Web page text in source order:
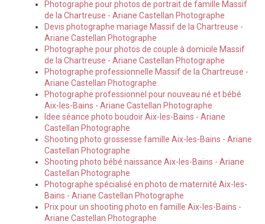
Photographe pour photos de portrait de famille Massif
de la Chartreuse - Ariane Castellan Photographe
Devis photographe mariage Massif de la Chartreuse -
Ariane Castellan Photographe
Photographe pour photos de couple à domicile Massif
de la Chartreuse - Ariane Castellan Photographe
Photographe professionnelle Massif de la Chartreuse -
Ariane Castellan Photographe
Photographe professionnel pour nouveau né et bébé
Aix-les-Bains - Ariane Castellan Photographe
Idee séance photo boudoir Aix-les-Bains - Ariane
Castellan Photographe
Shooting photo grossesse famille Aix-les-Bains - Ariane
Castellan Photographe
Shooting photo bébé naissance Aix-les-Bains - Ariane
Castellan Photographe
Photographe spécialisé en photo de maternité Aix-les-
Bains - Ariane Castellan Photographe
Prix pour un shooting photo en famille Aix-les-Bains -
Ariane Castellan Photographe